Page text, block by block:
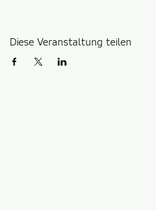
Diese Veranstaltung teilen